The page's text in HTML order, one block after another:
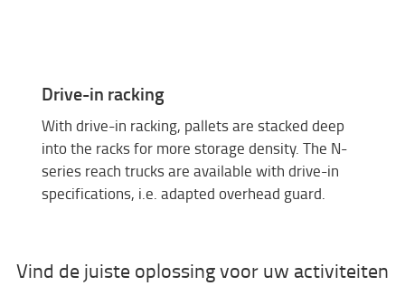
Drive-in racking
With drive-in racking, pallets are stacked deep
into the racks for more storage density. The N-
series reach trucks are available with drive-in
specifications, i.e. adapted overhead guard.
Vind de juiste oplossing voor uw activiteiten